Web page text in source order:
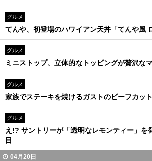
グルメ
てんや、初登場のハワイアン天丼「てんや風
グルメ
ミニストップ、立体的なトッピングが贅沢な
グルメ
家族でステーキを焼けるガストのビーフカッ
グルメ
え!? サントリーが「透明なレモンティー」を
目
04月20日